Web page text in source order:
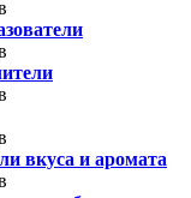
вкуса и аромата